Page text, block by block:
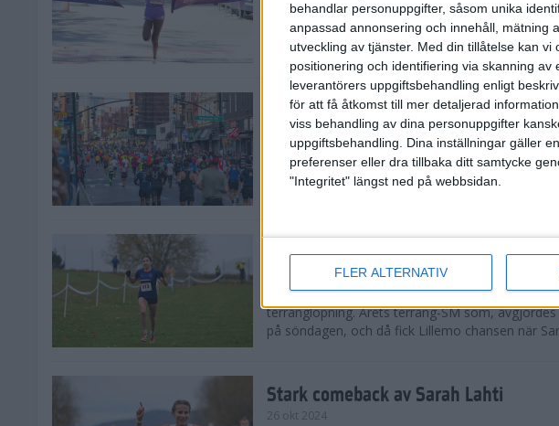
behandlar personuppgifter, såsom unika
anpassad annonsering och innehåll, mätning
utveckling av tjänster. Med din tillåtelse kan vi
positionering och identifiering via skanning
leverantörers uppgiftsbehandling enligt
för att få åtkomst till mer detaljerad
viss behandling av dina personuppgifter
uppgiftsbehandling. Dina inställningar gäller
preferenser eller dra tillbaka ditt samtycke
"Integritet" längst ned på webbsidan.
FLER ALTERNATIV
Efter tuffa spurtstrider blev det nya vinnare i
världens ledande marathonlopp TCS New York
avgjordes på söndagen i skönt löparväder med
Historien om New York City Marathon
29 okt 2024
Söndagen den 3 november, avgjordes världens
TCS New York City Marathon, ett lopp som
från hela världen, därav omkring 300 från Sverige.
Äntligen SM-guld för Lillemo
I regnväder fick äntligen Emilia Lillemo vinna ett
terränglöpning. Årets terräng-SM som,
på söndagen, och då fick Lillemo chansen när
Stark comeback av Sarah Lahti
26 okt 2024